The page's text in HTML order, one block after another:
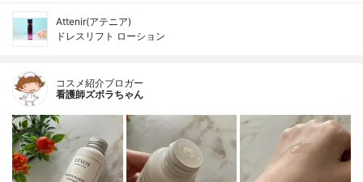
Attenir(アテニア)
ドレスリフト ローション
コスメ紹介ブロガー
看護師ズボラちゃん